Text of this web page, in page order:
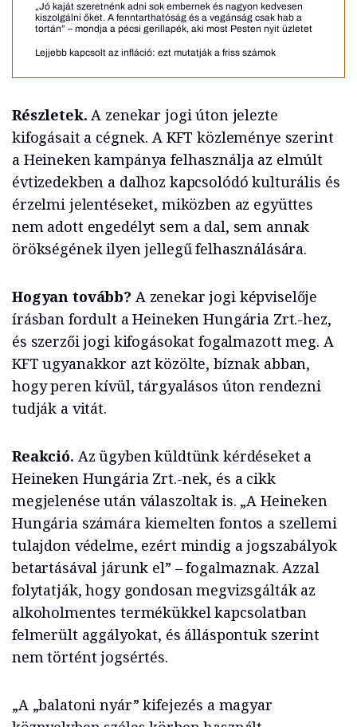
„Jó kaját szeretnénk adni sok embernek és nagyon kedvesen
kiszolgálni őket. A fenntarthatóság és a vegánság csak hab a
tortán” – mondja a pécsi gerillapék, aki most Pesten nyit üzletet
Lejjebb kapcsolt az infláció: ezt mutatják a friss számok
Részletek. A zenekar jogi úton jelezte
kifogásait a cégnek. A KFT közleménye szerint
a Heineken kampánya felhasználja az elmúlt
évtizedekben a dalhoz kapcsolódó kulturális és
érzelmi jelentéseket, miközben az együttes
nem adott engedélyt sem a dal, sem annak
örökségének ilyen jellegű felhasználására.
Hogyan tovább? A zenekar jogi képviselője
írásban fordult a Heineken Hungária Zrt.-hez,
és szerzői jogi kifogásokat fogalmazott meg. A
KFT ugyanakkor azt közölte, bíznak abban,
hogy peren kívül, tárgyalásos úton rendezni
tudják a vitát.
Reakció. Az ügyben küldtünk kérdéseket a
Heineken Hungária Zrt.-nek, és a cikk
megjelenése után válaszoltak is. „A Heineken
Hungária számára kiemelten fontos a szellemi
tulajdon védelme, ezért mindig a jogszabályok
betartásával járunk el” – fogalmaznak. Azzal
folytatják, hogy gondosan megvizsgálták az
alkoholmentes termékükkel kapcsolatban
felmerült aggályokat, és álláspontuk szerint
nem történt jogsértés.
„A „balatoni nyár” kifejezés a magyar